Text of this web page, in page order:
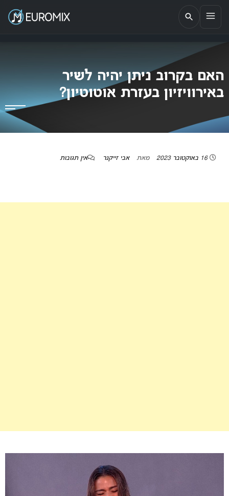
EUROMIX
אתר הבית של האירוויזיון בישראל
האם בקרוב ניתן יהיה לשיר
באירוויזיון בעזרת אוטוטיון?
16 באוקטובר 2023 מאת אבי זייקנר אין תגובות